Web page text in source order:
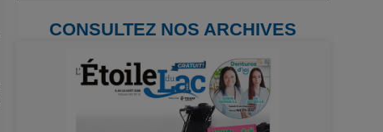
CONSULTEZ NOS ARCHIVES